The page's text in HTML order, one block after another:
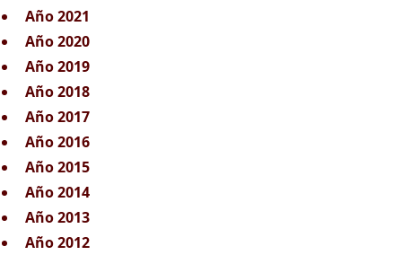
Año 2021
Año 2020
Año 2019
Año 2018
Año 2017
Año 2016
Año 2015
Año 2014
Año 2013
Año 2012